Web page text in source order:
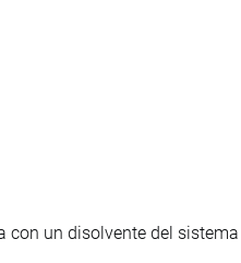
con un disolvente del